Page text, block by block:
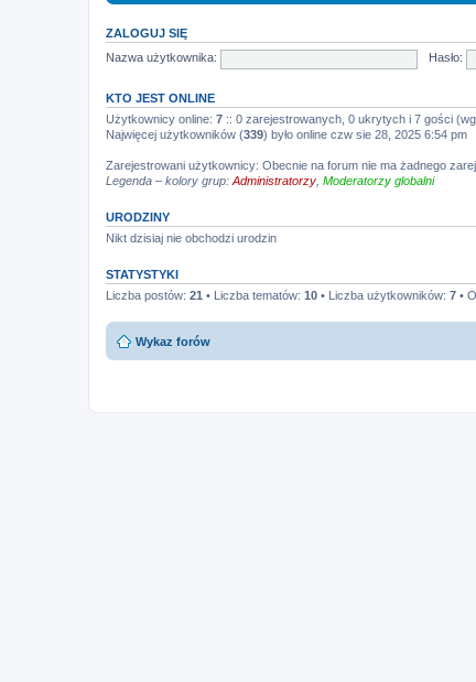
ZALOGUJ SIĘ
Nazwa użytkownika:
Hasło:
KTO JEST ONLINE
Użytkownicy online: 7 :: 0 zarejestrowanych, 0 ukrytych i 7 gości
Najwięcej użytkowników (339) było online czw sie 28, 2025 6:54 pm
Zarejestrowani użytkownicy: Obecnie na forum nie ma żadnego
Legenda – kolory grup: Administratorzy Moderatorzy globalni
URODZINY
Nikt dzisiaj nie obchodzi urodzin
STATYSTYKI
Liczba postów: 21 • Liczba tematów: 10 • Liczba użytkowników: 7 •
Wykaz forów